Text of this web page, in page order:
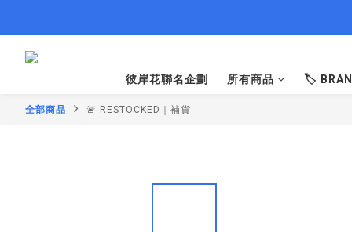
彼岸花聯名企劃 所有商品 🏷️
全部商品 🚨 RESTOCKED｜補貨